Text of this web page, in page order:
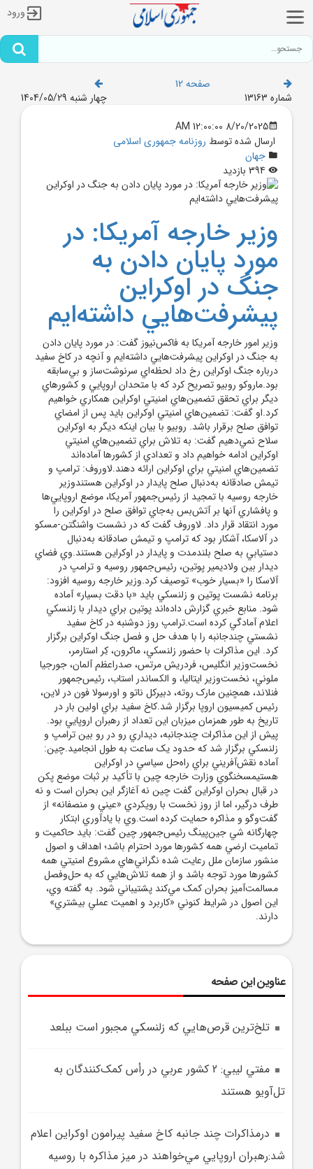
ورود
صفحه 12
شماره 13163
چهار شنبه 1404/05/29
8/20/2025 12:00:00 AM
ارسال شده توسط روزنامه جمهوری اسلامی
جهان
وزير خارجه آمريکا: در
مورد پايان دادن به
جنگ در اوکراين
پيشرفت‌هايي داشته‌ايم
وزير امور خارجه آمريکا به فاکس‌نيوز گفت: در مورد پايان دادن
به جنگ در اوکراين پيشرفت‌هايي داشته‌ايم و آنچه در کاخ سفيد
درباره جنگ اوکراين رخ داد لحظه‌اي سرنوشت‌ساز و بي‌سابقه
بود.ماروکو روبيو تصريح کرد که با متحدان اروپايي و کشورهاي
ديگر براي تحقق تضمين‌هاي امنيتي اوکراين همکاري خواهيم
کرد.او گفت: تضمين‌هاي امنيتي اوکراين بايد پس از امضاي
توافق صلح برقرار باشد. روبيو با بيان اينکه ديگر به اوکراين
سلاح نمي‌دهيم گفت: به تلاش براي تضمين‌هاي امنيتي
اوکراين ادامه خواهيم داد و تعدادي از کشورها آماده‌اند
تضمين‌هاي امنيتي براي اوکراين ارائه دهند.لاوروف: ترامپ و
تيمش صادقانه به‌دنبال صلح پايدار در اوکراين هستندوزير
خارجه روسيه با تمجيد از رئيس‌جمهور آمريکا، موضع اروپايي‌ها
و پافشاري آنها بر آتش‌بس به‌جاي توافق صلح در اوکراين را
مورد انتقاد قرار داد. لاوروف گفت که در نشست واشنگتن-مسکو
در آلاسکا، آشکار بود که ترامپ و تيمش صادقانه به‌دنبال
دستيابي به صلح بلندمدت و پايدار در اوکراين هستند.وي فضاي
ديدار بين ولاديمير پوتين، رئيس‌جمهور روسيه و ترامپ در
آلاسکا را «بسيار خوب» توصيف کرد.وزير خارجه روسيه افزود:
برنامه نشست پوتين و زلنسکي بايد «با دقت بسيار» آماده
شود. منابع خبري گزارش داده‌اند پوتين براي ديدار با زلنسکي
اعلام آمادگي کرده است.ترامپ روز دوشنبه در کاخ سفيد
نشستي چندجانبه را با هدف حل و فصل جنگ اوکراين برگزار
کرد. اين مذاکرات با حضور زلنسکي، ماکرون، کِر استارمر،
نخست‌وزير انگليس، فردريش مرتس، صدراعظم آلمان، جورجيا
ملوني، نخست‌وزير ايتاليا، و الکساندر استاب، رئيس‌جمهور
فنلاند، همچنين مارک روته، دبيرکل ناتو و اورسولا فون در لاين،
رئيس کميسيون اروپا برگزار شد.کاخ سفيد براي اولين بار در
تاريخ به طور همزمان ميزبان اين تعداد از رهبران اروپايي بود.
پيش از اين مذاکرات چندجانبه، ديداري رو در رو بين ترامپ و
زلنسکي برگزار شد که حدود يک ساعت به طول انجاميد.چين:
آماده نقش‌آفريني براي راه‌حل سياسي در اوکراين
هستيمسخنگوي وزارت خارجه چين با تأکيد بر ثبات موضع پکن
در قبال بحران اوکراين گفت چين نه آغازگر اين بحران است و نه
طرف درگير، اما از روز نخست با رويکردي «عيني و منصفانه» از
گفت‌وگو و مذاکره حمايت کرده است.وي با يادآوري ابتکار
چهارگانه شي جين‌پينگ رئيس‌جمهور چين گفت: بايد حاکميت و
تماميت ارضي همه کشورها مورد احترام باشد؛ اهداف و اصول
منشور سازمان ملل رعايت شده نگراني‌هاي مشروع امنيتي همه
کشورها مورد توجه باشد و از همه تلاش‌هايي که به حل‌وفصل
مسالمت‌آميز بحران کمک مي‌کند پشتيباني شود. به گفته وي،
اين اصول در شرايط کنوني «کاربرد و اهميت عملي بيشتري»
دارند.
عناوین این صفحه
تلخ‌ترين قرص‌هايي که زلنسکي مجبور است ببلعد
مفتي ليبي: 2 کشور عربي در رأس کمک‌کنندگان به
تل‌آويو هستند
درمذاکرات چند جانبه کاخ سفيد پيرامون اوکراين اعلام
شد:رهبران اروپايي مي‌خواهند در ميز مذاکره با روسيه